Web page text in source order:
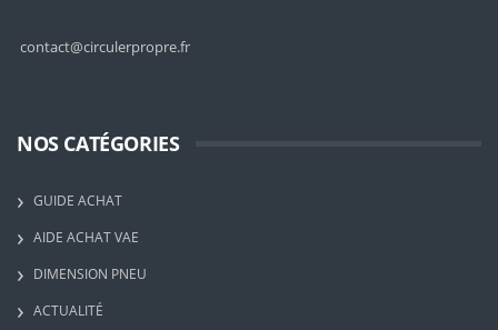
contact@circulerpropre.fr
NOS CATÉGORIES
GUIDE ACHAT
AIDE ACHAT VAE
DIMENSION PNEU
ACTUALITÉ